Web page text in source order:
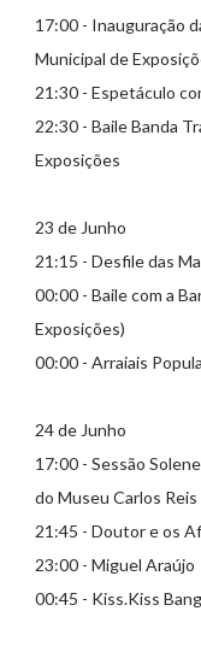
17:00 - Inauguração
Municipal de
21:30 - Espetáculo
22:30 - Baile Banda
Exposições
23 de Junho
21:15 - Desfile das
00:00 - Baile com a
Exposições)
00:00 - Arraiais
24 de Junho
17:00 - Sessão
do Museu Carlos Reis
21:45 - Doutor e os
23:00 - Miguel Araújo
00:45 - Kiss.Kiss